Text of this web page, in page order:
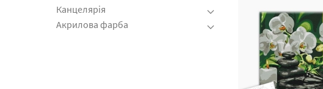
Канцелярія
Акрилова фарба